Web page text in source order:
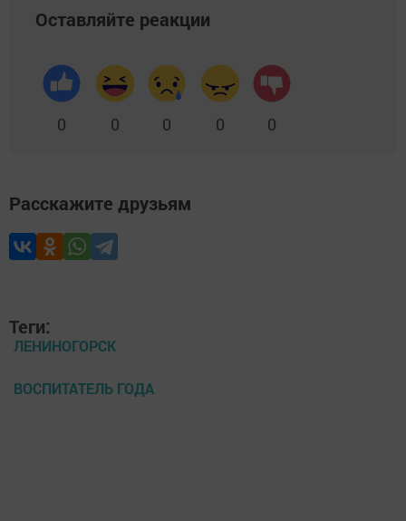
Оставляйте реакции
0 0 0 0 0
Расскажите друзьям
Теги:
ЛЕНИНОГОРСК
ВОСПИТАТЕЛЬ ГОДА